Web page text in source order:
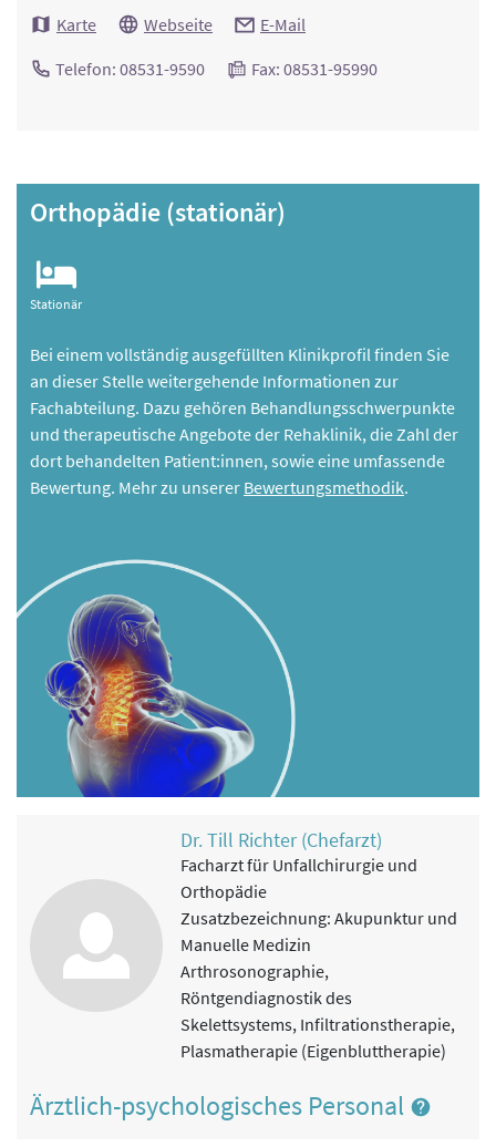
Karte
Webseite E-Mail
Telefon: 08531-9590 Fax: 08531-95990
Orthopädie (stationär)
Stationär
Bei einem vollständig ausgefüllten Klinikprofil finden Sie
an dieser Stelle weitergehende Informationen zur
Fachabteilung. Dazu gehören Behandlungsschwerpunkte
und therapeutische Angebote der Rehaklinik, die Zahl der
dort behandelten Patient:innen, sowie eine umfassende
Bewertung. Mehr zu unserer Bewertungsmethodik.
Dr. Till Richter (Chefarzt)
Facharzt für Unfallchirurgie und
Orthopädie
Zusatzbezeichnung: Akupunktur und
Manuelle Medizin
Arthrosonographie,
Röntgendiagnostik des
Skelettsystems, Infiltrationstherapie,
Plasmatherapie (Eigenbluttherapie)
Ärztlich-psychologisches Personal